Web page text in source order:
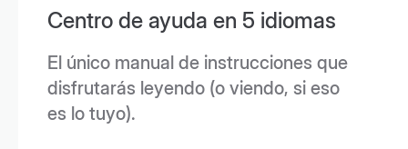
Centro de ayuda en 5 idiomas
El único manual de instrucciones que
disfrutarás leyendo (o viendo, si eso
es lo tuyo).